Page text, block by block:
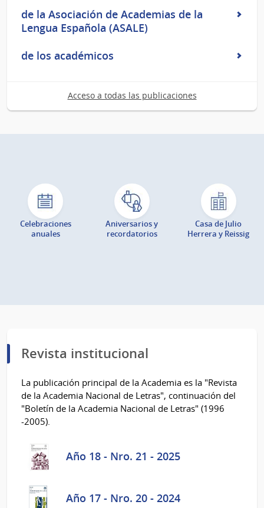
de la Asociación de Academias de la
Lengua Española (ASALE)
de los académicos
Acceso a todas las publicaciones
Celebraciones
anuales
Aniversarios y
recordatorios
Casa de Julio
Herrera y Reissig
Revista institucional
La publicación principal de la Academia es la "Revista
de la Academia Nacional de Letras", continuación del
"Boletín de la Academia Nacional de Letras" (1996
-2005).
Año 18 - Nro. 21 - 2025
Año 17 - Nro. 20 - 2024